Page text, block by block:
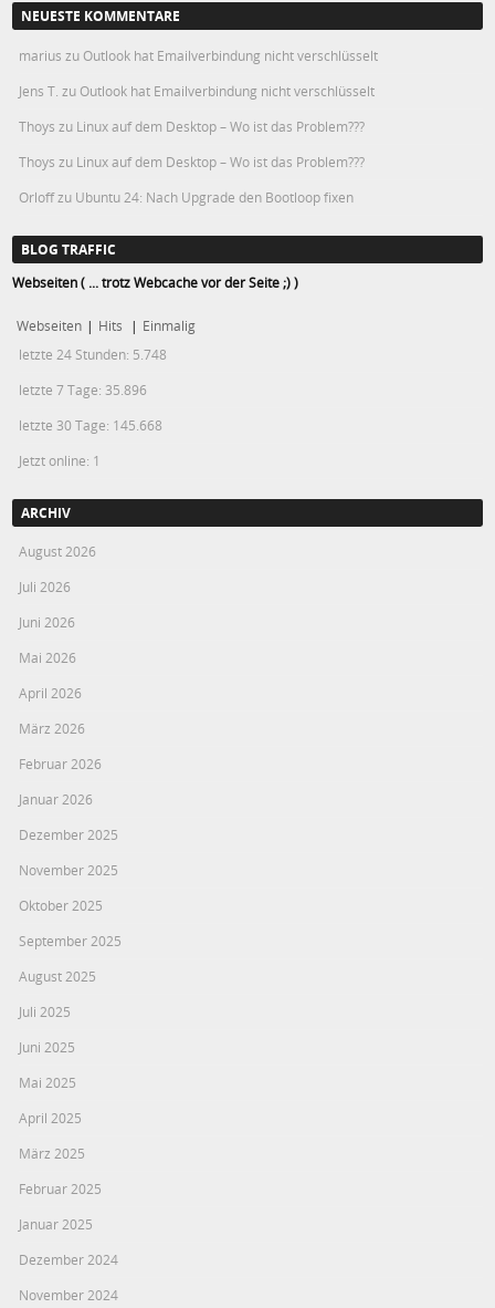
NEUESTE KOMMENTARE
marius zu Outlook hat Emailverbindung nicht verschlüsselt
Jens T. zu Outlook hat Emailverbindung nicht verschlüsselt
Thoys zu Linux auf dem Desktop – Wo ist das Problem???
Thoys zu Linux auf dem Desktop – Wo ist das Problem???
Orloffzu Ubuntu 24: Nach Upgrade den Bootloop fixen
BLOG TRAFFIC
Webseiten ( ... trotz Webcache vor der Seite ;) )
Webseiten | Hits | Einmalig
letzte 24 Stunden: 5.748
letzte 7 Tage: 35.896
letzte 30 Tage: 145.668
Jetzt online: 1
ARCHIV
August 2026
Juli 2026
Juni 2026
Mai 2026
April 2026
März 2026
Februar 2026
Januar 2026
Dezember 2025
November 2025
Oktober 2025
September 2025
August 2025
Juli 2025
Juni 2025
Mai 2025
April 2025
März 2025
Februar 2025
Januar 2025
Dezember 2024
November 2024